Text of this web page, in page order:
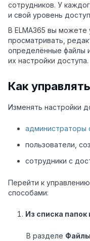
сотрудников. У
и свой уровень
В ELMA365 вы можете
просматривать,
определённые файлы
их настройки доступа.
Как
Изменять настройки
администраторы
пользователи,
сотрудники с
Перейти к
способами:
Из списка папок
В разделе Файлы